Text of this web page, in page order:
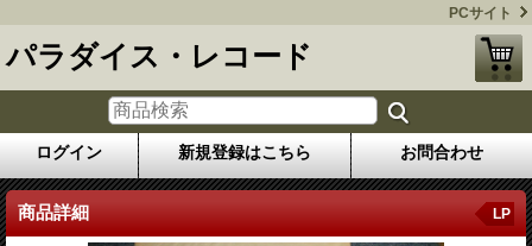
PCサイト
パラダイス・レコード
ログイン 新規登録はこちら お問合わせ
商品詳細 LP